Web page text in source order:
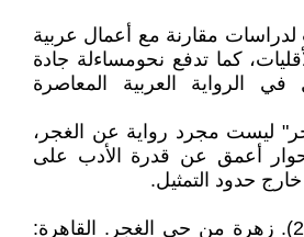
لدراسات مقارنة مع أعمال عربية
كما تدفع نحومساءلة جادة
في الرواية العربية المعاصرة
ليست مجرد رواية عن الغجر،
أعمق عن قدرة الأدب على
حدود التمثيل.
(1) صلاح شعير. (2025). زهرة من حى الغجر. القاهرة: